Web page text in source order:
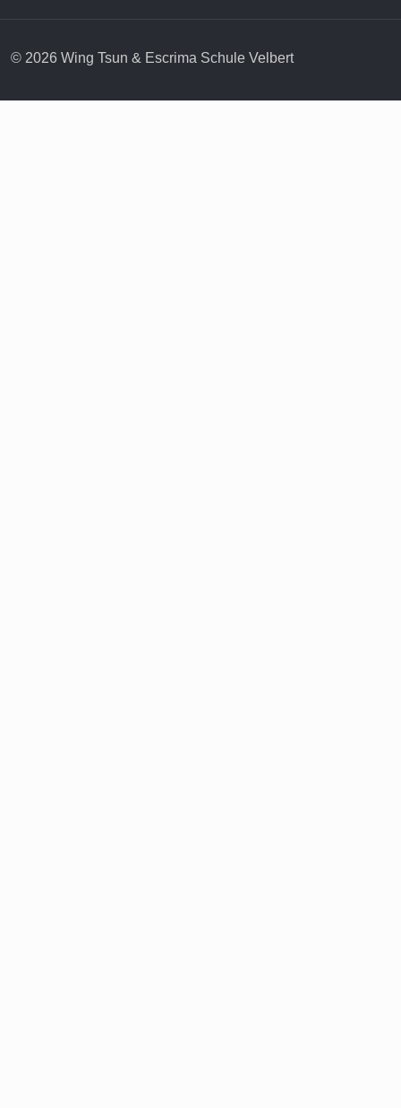
© 2026 Wing Tsun & Escrima Schule Velbert